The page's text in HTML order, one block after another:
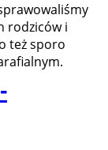
rodziców i
też sporo